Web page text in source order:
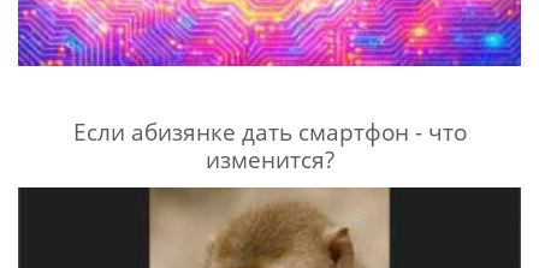
Если абизянке дать смартфон - что
изменится?